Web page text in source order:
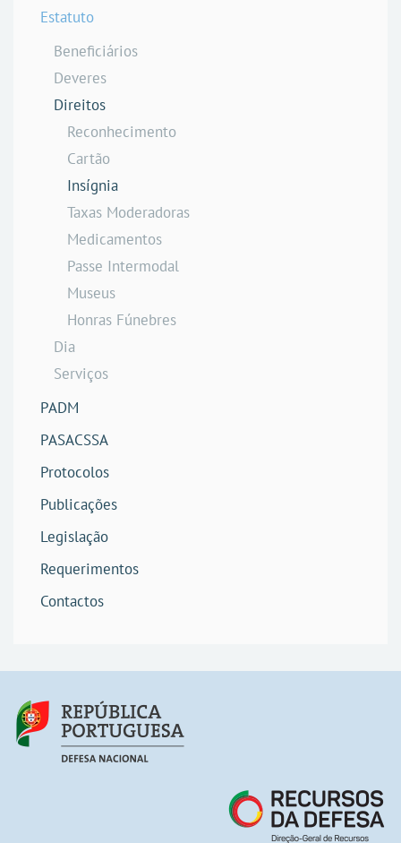
Estatuto
Beneficiários
Deveres
Direitos
Reconhecimento
Cartão
Insígnia
Taxas Moderadoras
Medicamentos
Passe Intermodal
Museus
Honras Fúnebres
Dia
Serviços
PADM
PASACSSA
Protocolos
Publicações
Legislação
Requerimentos
Contactos